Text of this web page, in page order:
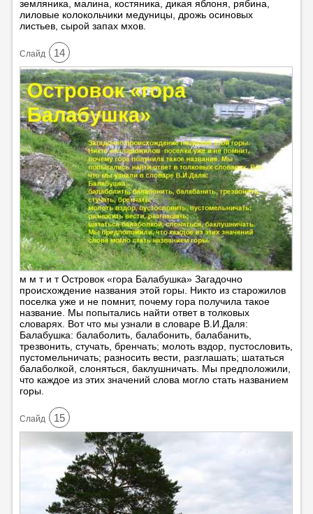
земляника, малина, костяника, дикая яблоня, рябина,
лиловые колокольчики медуницы, дрожь осиновых
листьев, сырой запах мхов.
Cлайд 14
м м т и т Островок «гора Балабушка» Загадочно
происхождение названия этой горы. Никто из старожилов
поселка уже и не помнит, почему гора получила такое
название. Мы попытались найти ответ в толковых
словарях. Вот что мы узнали в словаре В.И.Даля:
Балабушка: балаболить, балабонить, балабанить,
трезвонить, стучать, бренчать; молоть вздор, пустословить,
пустомельничать; разносить вести, разглашать; шататься
балаболкой, слоняться, баклушничать. Мы предположили,
что каждое из этих значений слова могло стать названием
горы.
Cлайд 15